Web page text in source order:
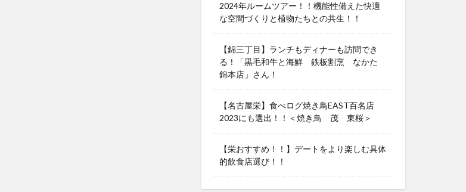
2024年ルームツアー！！機能性備えた快適
な空間づくりと植物たちとの共生！！
【錦三丁目】ランチもディナーも訪問でき
る！「黒毛和牛と海鮮 鉄板割烹 なかた
錦本店」さん！
【名古屋栄】食べログ焼き鳥EAST百名店
2023にも選出！！＜焼き鳥 茂 東桜＞
【栄おすすめ！！】デートをより楽しむ具体
的飲食店選び！！